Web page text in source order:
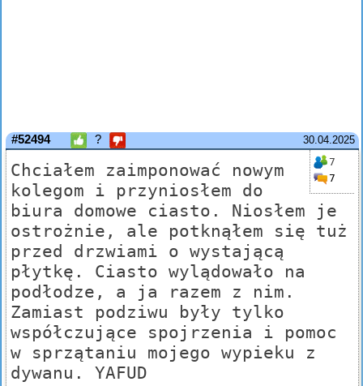
30.04.2025
#52494 ?
7
7
Chciałem zaimponować nowym
kolegom i przyniosłem do
biura domowe ciasto. Niosłem je
ostrożnie, ale potknąłem się tuż
przed drzwiami o wystającą
płytkę. Ciasto wylądowało na
podłodze, a ja razem z nim.
Zamiast podziwu były tylko
współczujące spojrzenia i pomoc
w sprzątaniu mojego wypieku z
dywanu. YAFUD